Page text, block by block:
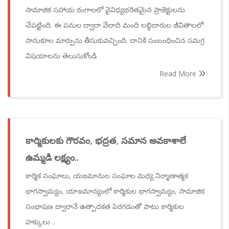
సామాజిక సహాయ రంగాలలో వైవిధ్యభరితమైన ప్రాజెక్టులను
చేపట్టింది. ఈ పనుల ద్వారా వేలాది మంది లబ్ధిదారుల జీవితాలలో
సానుకూల మార్పును తీసుకువచ్చింది. దానికి సంబంధించిన సమగ్ర
విషయాలను తెలుసుకోండి
Read More
కార్మికులకు గౌరవం, భద్రత, సమాన అవకాశాలే
ఉమ్మడి లక్ష్యం..
కార్మిక సంఘాలు, యజమానుల సంఘాల మధ్య నిర్మాణాత్మక
భాగస్వామ్యం, యాజమాన్యంలో కార్మికుల భాగస్వామ్యం, సామాజిక
సంభాషణ ద్వారానే ఉత్పాదకత పెరగడంతో పాటు కార్మికుల
హక్కులు ..